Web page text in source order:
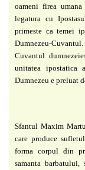
oameni firea
legatura cu
primeste catemei
Dumnezeu-
Cuvantul
unitatea ipostatica
Dumnezeu e preluat
Sfantul Maxim
care produce
forma corpul din
samanta